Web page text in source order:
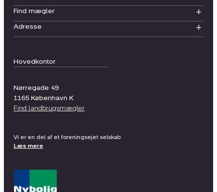
Hovedkontor
Nørregade 49
1165 København K
Find landbrugsmægler
Find mægler
Adresse
Vi er en del af et foreningsejet selskab
Læs mere